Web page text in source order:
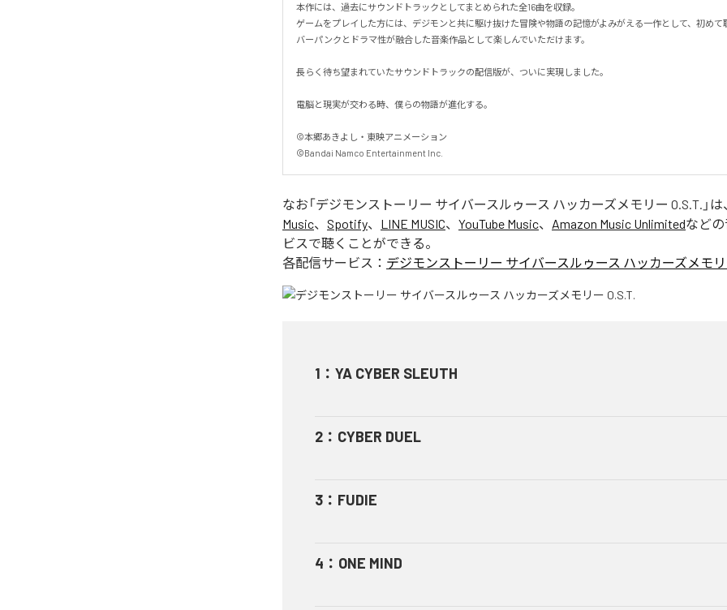
本作には、過去にサウンドトラックとしてまとめられた全16曲を収録。
ゲームをプレイした方には、デジモンと共に駆け抜けた冒険や物語の記憶がよみがえる一作として、初めて
バーパンクとドラマ性が融合した音楽作品として楽しんでいただけます。
長らく待ち望まれていたサウンドトラックの配信版が、ついに実現しました。
電脳と現実が交わる時、僕らの物語が進化する。
©本郷あきよし・東映アニメーション
©Bandai Namco Entertainment Inc.
なお「デジモンストーリー サイバースルゥース ハッカーズメモリー O.S.T. 」は
Music、 Spotify、 LINE MUSIC、 YouTube Music、 Amazon Music Unlimitedなど
ビスで聴くことができる。
各配信サービス： デジモンストーリー サイバースルゥース ハッカーズメモリ
1 ： YA CYBER SLEUTH
2 ： CYBER DUEL
3 ： FUDIE
4 ： ONE MIND